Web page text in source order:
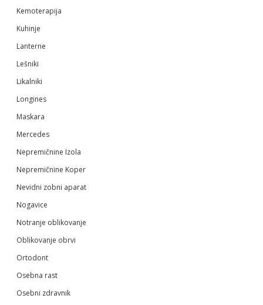
Kemoterapija
Kuhinje
Lanterne
Lešniki
Likalniki
Longines
Maskara
Mercedes
Nepremičnine Izola
Nepremičnine Koper
Nevidni zobni aparat
Nogavice
Notranje oblikovanje
Oblikovanje obrvi
Ortodont
Osebna rast
Osebni zdravnik